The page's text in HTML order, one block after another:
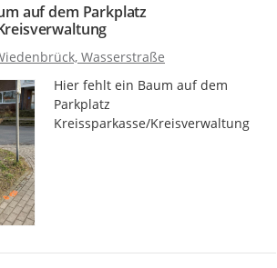
auf dem Parkplatz
Wasserstraße
Hier fehlt ein Baum auf dem
Parkplatz
Kreissparkasse/Kreisverwaltung